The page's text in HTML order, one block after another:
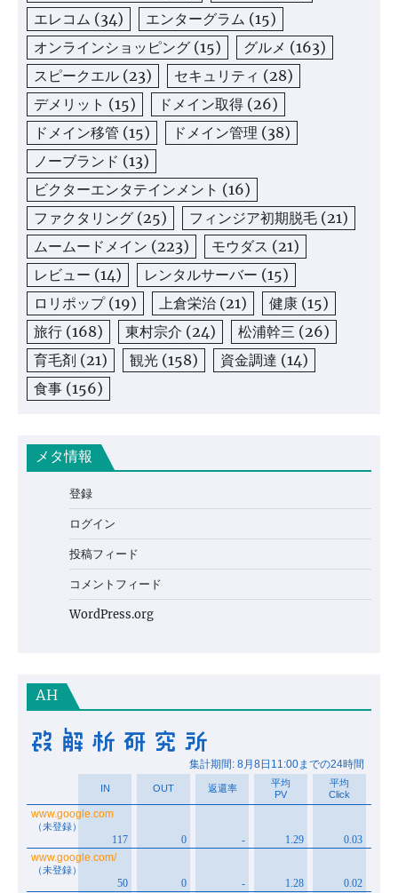
エレコム (34) エンターグラム (15)
オンラインショッピング (15) グルメ (163)
スピークエル (23) セキュリティ (28)
デメリット (15) ドメイン取得 (26)
ドメイン移管 (15) ドメイン管理 (38)
ノーブランド (13)
ビクターエンタテインメント (16)
ファクタリング (25) フィンジア初期脱毛 (21)
ムームードメイン (223) モウダス (21)
レビュー (14) レンタルサーバー (15)
ロリポップ(19) 上倉栄治 (21) 健康 (15)
旅行 (168) 東村宗介 (24) 松浦幹三 (26)
育毛剤 (21) 観光 (158) 資金調達 (14)
食事 (156)
メタ情報
登録
ログイン
投稿フィード
コメントフィード
WordPress.org
AH